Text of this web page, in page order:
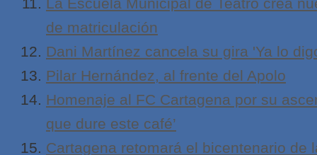
de matriculación
Dani Martínez cancela su gira 'Ya lo
Pilar Hernández, al frente del Apolo
Homenaje al FC Cartagena por su
que dure este café’
Cartagena retomará el bicentenario de